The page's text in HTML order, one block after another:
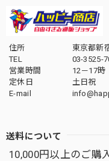
住所
東京都新
TEL
03-3525-
営業時間
12－17時
定休日
土日祝
E-mail
送料について
10,000円以上のご購